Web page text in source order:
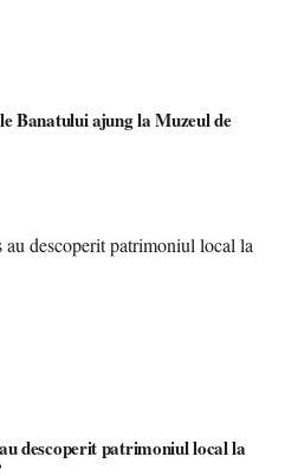
Banatului ajung la Muzeul de
descoperit patrimoniul local la